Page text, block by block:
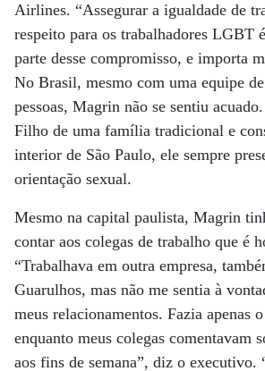
Airlines. “Assegurar a igualdade de
respeito para os trabalhadores LGBT
parte desse compromisso, e importa
No Brasil, mesmo com uma equipe
pessoas, Magrin não se sentiu
Filho de uma família tradicional e
interior de São Paulo, ele sempre
orientação sexual.
Mesmo na capital paulista, Magrin
contar aos colegas de trabalho que é
“Trabalhava em outra empresa,
Guarulhos, mas não me sentia à
meus relacionamentos. Fazia apenas
enquanto meus colegas comentavam
aos fins de semana”, diz o